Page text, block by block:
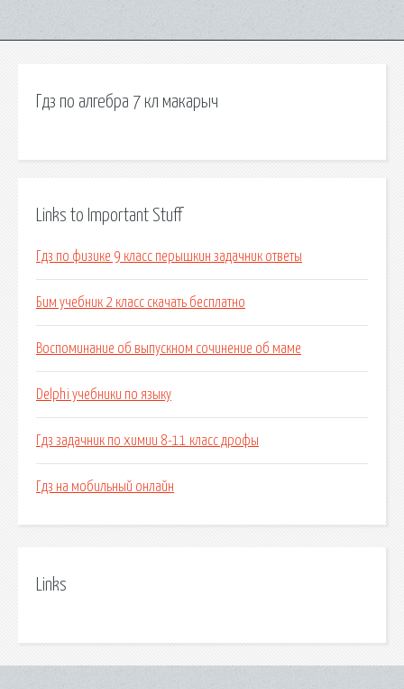
Гдз по алгебра 7 кл макарыч
Links to Important Stuff
Гдз по физике 9 класс перышкин задачник ответы
Бим учебник 2 класс скачать бесплатно
Воспоминание об выпускном сочинение об маме
Delphi учебники по языку
Гдз задачник по химии 8-11 класс дрофы
Гдз на мобильный онлайн
Links